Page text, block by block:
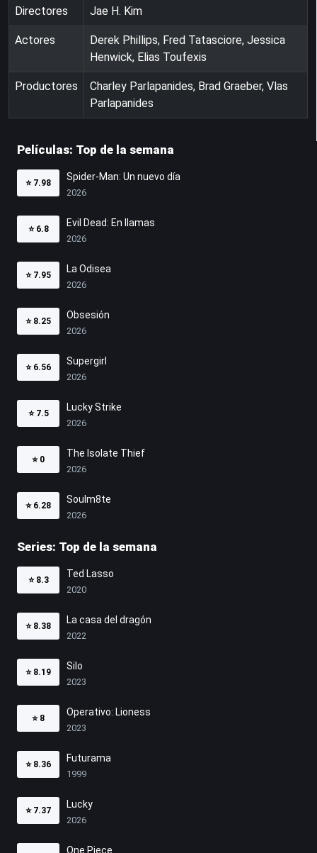
Directores Jae H. Kim
Actores
Derek Phillips, Fred Tatasciore, Jessica
Henwick, Elias Toufexis
Productores
Charley Parlapanides, Brad Graeber, Vlas
Parlapanides
Películas: Top de la semana
⭐ 7.98
Spider-Man: Un nuevo día
2026
⭐ 6.8
Evil Dead: En llamas
2026
⭐ 7.95
La Odisea
2026
⭐ 8.25
Obsesión
2026
⭐ 6.56
Supergirl
2026
⭐ 7.5
Lucky Strike
2026
⭐ 0
The Isolate Thief
2026
⭐ 6.28
Soulm8te
2026
Series: Top de la semana
⭐ 8.3
Ted Lasso
2020
⭐ 8.38
La casa del dragón
2022
⭐ 8.19
Silo
2023
⭐ 8
Operativo: Lioness
2023
⭐ 8.36
Futurama
1999
⭐ 7.37
Lucky
2026
One Piece